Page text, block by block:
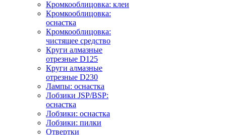
Кромкооблицовка: клеи
Кромкооблицовка:
оснастка
Кромкооблицовка:
чистящее средство
Круги алмазные
отрезные D125
Круги алмазные
отрезные D230
Лампы: оснастка
Лобзики JSP/BSP:
оснастка
Лобзики: оснастка
Лобзики: пилки
Отвертки